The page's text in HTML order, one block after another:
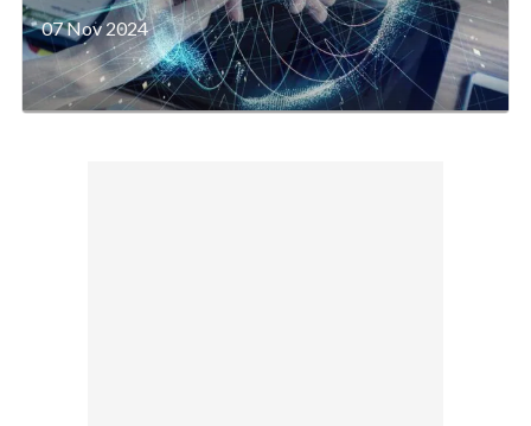
07 Nov 2024